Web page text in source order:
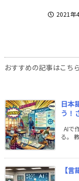
2021年
おすすめの記事はこち
日本
う！
AIで
る。
【